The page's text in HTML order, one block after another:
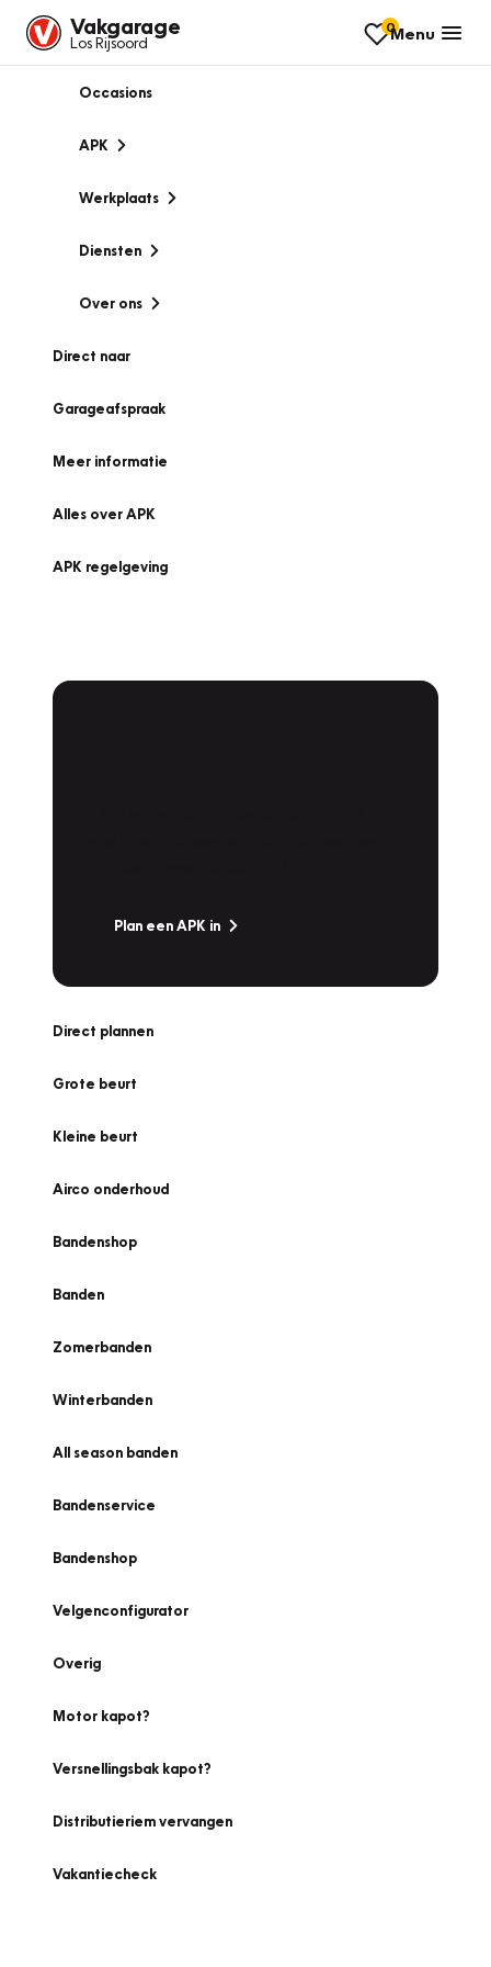
Vakgarage
Los Rijsoord
0Menu
Occasions
APK
Werkplaats
Diensten
Over ons
Direct naar
Garageafspraak
Meer informatie
Alles over APK
APK regelgeving
Plan een APK in
Direct plannen
Grote beurt
Kleine beurt
Airco onderhoud
Bandenshop
Banden
Zomerbanden
Winterbanden
All season banden
Bandenservice
Bandenshop
Velgenconfigurator
Overig
Motor kapot?
Versnellingsbak kapot?
Distributieriem vervangen
Vakantiecheck